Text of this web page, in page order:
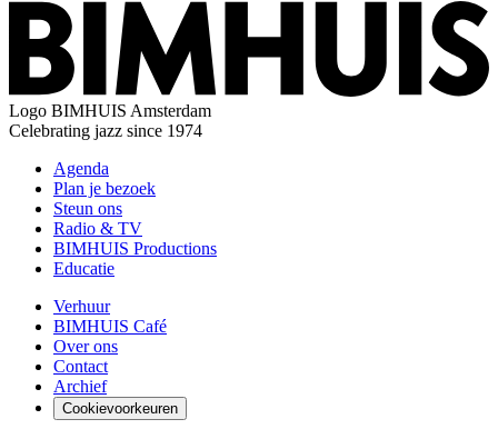
Logo BIMHUIS Amsterdam
Celebrating jazz since 1974
Agenda
Plan je bezoek
Steun ons
Radio & TV
BIMHUIS Productions
Educatie
Verhuur
BIMHUIS Café
Over ons
Contact
Archief
Cookievoorkeuren